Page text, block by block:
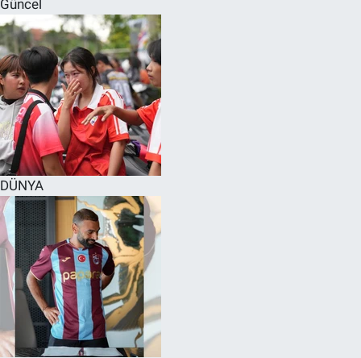
Güncel
DÜNYA
SPOR
RESMİ İLANLAR